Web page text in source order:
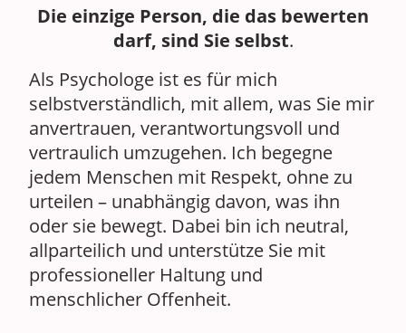
Die einzige Person, die das bewerten
darf, sind Sie selbst.
Als Psychologe ist es für mich
selbstverständlich, mit allem, was Sie mir
anvertrauen, verantwortungsvoll und
vertraulich umzugehen. Ich begegne
jedem Menschen mit Respekt, ohne zu
urteilen – unabhängig davon, was ihn
oder sie bewegt. Dabei bin ich neutral,
allparteilich und unterstütze Sie mit
professioneller Haltung und
menschlicher Offenheit.